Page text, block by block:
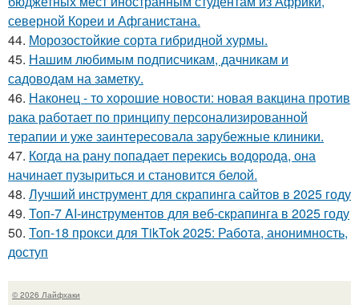
северной Кореи и Афганистана.
44. Морозостойкие сорта гибридной хурмы.
45. Нашим любимым подписчикам, дачникам и
садоводам на заметку.
46. Наконец - то хорошие новости: новая вакцина против
рака работает по принципу персонализированной
терапии и уже заинтересовала зарубежные клиники.
47. Когда на рану попадает перекись водорода, она
начинает пузыриться и становится белой.
48. Лучший инструмент для скрапинга сайтов в 2025 году
49. Топ-7 AI-инструментов для веб-скрапинга в 2025 году
50. Топ-18 прокси для TikTok 2025: Работа, анонимность,
доступ
© 2026 Лайфхаки